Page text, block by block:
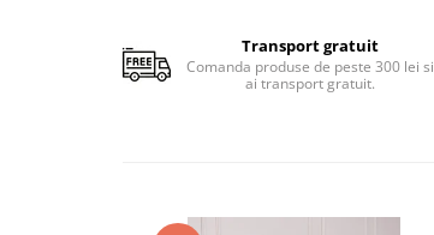
Transport gratuit
Comanda produse de peste 300 lei si
ai transport gratuit.